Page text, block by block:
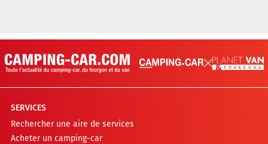
SERVICES
Rechercher une aire de services
Acheter un camping-car